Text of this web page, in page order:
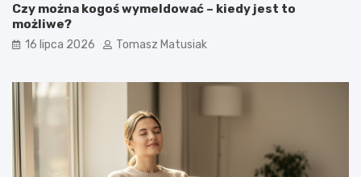
Czy można kogoś wymeldować – kiedy jest to
możliwe?
16 lipca 2026 Tomasz Matusiak